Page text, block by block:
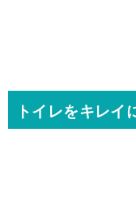
トイレをキレイ